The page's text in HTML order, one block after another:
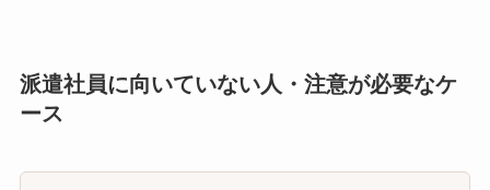
派遣社員に向いていない人・注意が必要なケ
ース